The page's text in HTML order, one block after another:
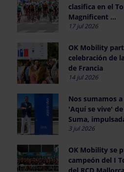
clasifica en el
Magnificent ...
17 jul 2026
OK Mobility
celebración de
de Francia
14 jul 2026
Nos sumamos
'Aquí se vive'
Suma,
3 jul 2026
OK Mobility se
campeón del I
del RCD